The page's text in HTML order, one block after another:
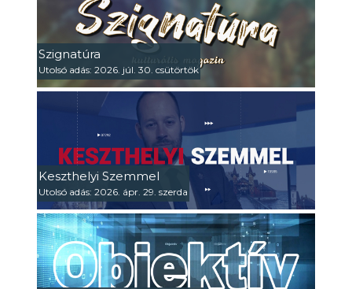
Szignatúra
Utolsó adás: 2026. júl. 30. csütörtök
Keszthelyi Szemmel
Utolsó adás: 2026. ápr. 29. szerda